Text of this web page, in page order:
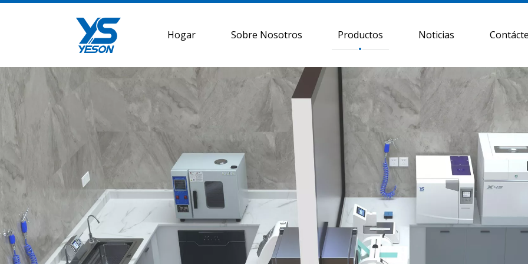
Hogar Sobre Nosotros Productos Noticias